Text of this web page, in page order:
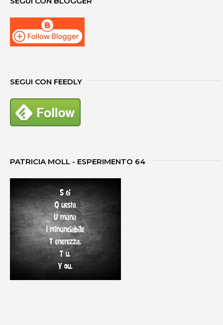
SEGUI CON FEEDLY
PATRICIA MOLL - ESPERIMENTO 64